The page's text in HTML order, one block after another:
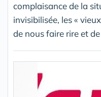
complaisance de la
invisibilisée, les «
de nous faire rire et